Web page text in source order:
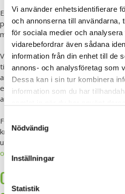
Vi använder enhetsidentifierare
och annonserna till användarna,
för sociala medier och
vidarebefordrar även sådana
information från din enhet till de
annons- och analysföretag som
Dessa kan i sin tur kombinera
information som du har
Samtyckesval
Nödvändig
Inställningar
Statistik
En tydlig styrka med fysiska
praktiska inslagen. I stället för
med situationer som känns igen från
Vanliga moment kan vara
tillbud, arbete med handlingsplaner
ansvarsfördelning. Dessa övningar
engagemang, samtidigt som
använda direkt efter utbildningen.
För skyddsombud blir detta särskilt
kräver både kunskap och förmåga
utbildning stärker rollen på sidan om
och ansvar
Checklista – när är en